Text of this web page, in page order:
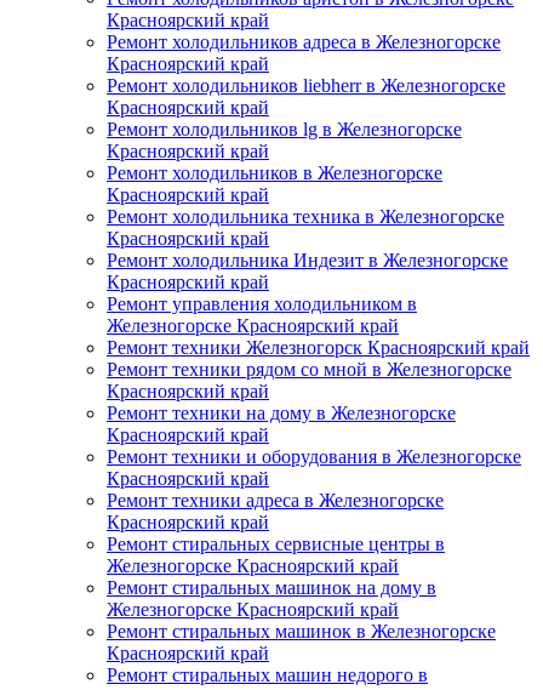
Красноярский край
Ремонт холодильников адреса в Железногорске
Красноярский край
Ремонт холодильников liebherr в Железногорске
Красноярский край
Ремонт холодильников lg в Железногорске
Красноярский край
Ремонт холодильников в Железногорске
Красноярский край
Ремонт холодильника техника в Железногорске
Красноярский край
Ремонт холодильника Индезит в Железногорске
Красноярский край
Ремонт управления холодильником в
Железногорске Красноярский край
Ремонт техники Железногорск Красноярский край
Ремонт техники рядом со мной в Железногорске
Красноярский край
Ремонт техники на дому в Железногорске
Красноярский край
Ремонт техники и оборудования в Железногорске
Красноярский край
Ремонт техники адреса в Железногорске
Красноярский край
Ремонт стиральных сервисные центры в
Железногорске Красноярский край
Ремонт стиральных машинок на дому в
Железногорске Красноярский край
Ремонт стиральных машинок в Железногорске
Красноярский край
Ремонт стиральных машин недорого в